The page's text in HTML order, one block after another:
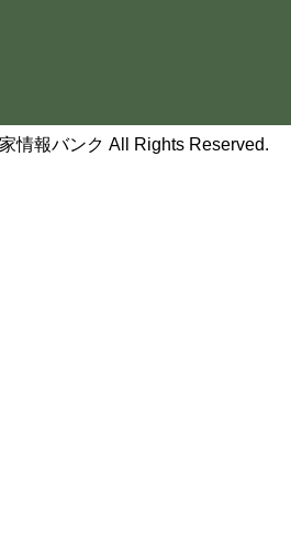
情報バンク All Rights Reserved.